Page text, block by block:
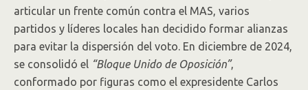
articular un frente común contra el MAS, varios
partidos y líderes locales han decidido formar alianzas
para evitar la dispersión del voto. En diciembre de 2024,
se consolidó el “Bloque Unido de Oposición”,
conformado por figuras como el expresidente Carlos